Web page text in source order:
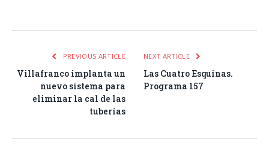
PREVIOUS ARTICLE
Villafranco implanta un
nuevo sistema para
eliminar la cal de las
tuberías
NEXT ARTICLE
Las Cuatro Esquinas.
Programa 157